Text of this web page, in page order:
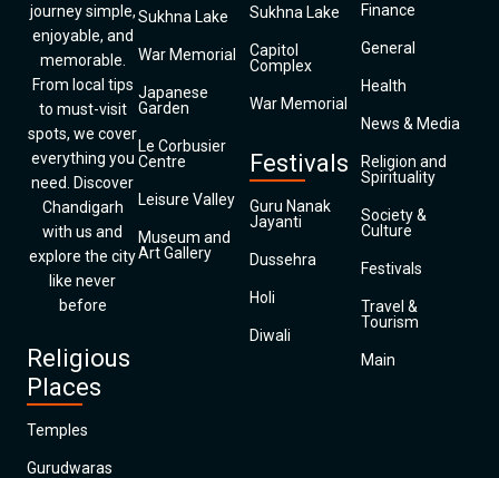
journey simple,
enjoyable, and
memorable.
From local tips
to must-visit
spots, we cover
everything you
need. Discover
Chandigarh
with us and
explore the city
like never
before
Religious
Places
Temples
Gurudwaras
Sukhna Lake
War Memorial
Japanese
Garden
Le Corbusier
Centre
Leisure Valley
Museum and
Art Gallery
Sukhna Lake
Capitol
Complex
War Memorial
Festivals
Guru Nanak
Jayanti
Dussehra
Holi
Diwali
Finance
General
Health
News & Media
Religion and
Spirituality
Society &
Culture
Festivals
Travel &
Tourism
Main